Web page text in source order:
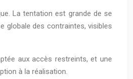
La tentation est grande de se
globale des contraintes, visibles
aux accès restreints, et une
à la réalisation.